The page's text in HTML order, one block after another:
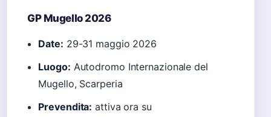
GP Mugello 2026
Date: 29-31 maggio 2026
Luogo: Autodromo Internazionale del
Mugello, Scarperia
Prevendita: attiva ora su